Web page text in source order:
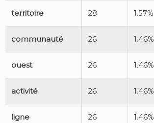
territoire 28 1.57%
communauté 26 1.46%
ouest 26 1.46%
activité 26 1.46%
ligne 26 1.46%